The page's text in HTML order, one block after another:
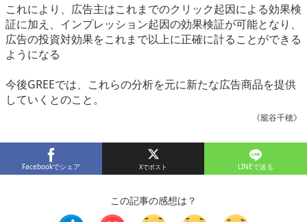
これにより、広告主はこれまでのクリック起因による効果検
証に加え、インプレッション起因の効果検証が可能となり、
広告の投資対効果をこれまで以上に正確に計ることができる
ようになる
今後GREEでは、これらの分析を元に新たな広告商品を提供
していくとのこと。
《籠谷千穂》
Facebookでシェア LINEで送る
この記事の感想は？